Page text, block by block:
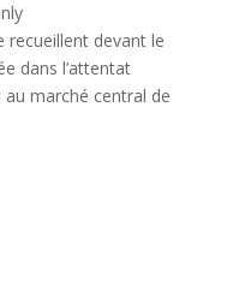
recueillent devant le
dans l’attentat
marché central de